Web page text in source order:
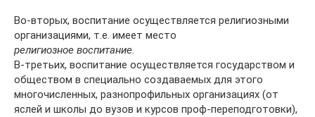
Во-вторых, воспитание осуществляется религиозными
органи­зациями, т.е. имеет место
религиозное воспитание.
В-третьих, воспитание осуществляется государством и
обществом в специально создаваемых для этого
многочисленных, разнопро­фильных организациях (от
яслей и школы до вузов и курсов проф-переподготовки),